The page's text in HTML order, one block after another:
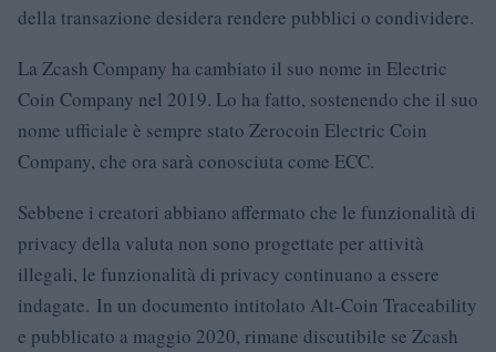
della transazione desidera rendere pubblici o condividere.
La Zcash Company ha cambiato il suo nome in Electric
Coin Company nel 2019. Lo ha fatto, sostenendo che il suo
nome ufficiale è sempre stato Zerocoin Electric Coin
Company, che ora sarà conosciuta come ECC.
Sebbene i creatori abbiano affermato che le funzionalità di
privacy della valuta non sono progettate per attività
illegali, le funzionalità di privacy continuano a essere
indagate. In un documento intitolato Alt-Coin Traceability
e pubblicato a maggio 2020, rimane discutibile se Zcash